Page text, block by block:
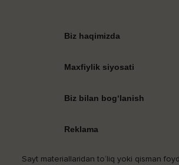
Biz haqimizda
Maxfiylik siyosati
Biz bilan bog‘lanish
Reklama
Sayt materiallaridan to‘liq yoki qisman